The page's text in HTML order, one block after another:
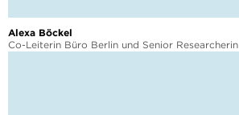
Alexa Böckel
Co-Leiterin Büro Berlin und Senior Researcherin